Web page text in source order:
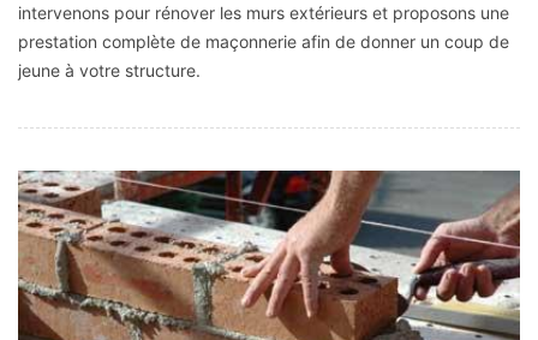
intervenons pour rénover les murs extérieurs et proposons une
prestation complète de maçonnerie afin de donner un coup de
jeune à votre structure.